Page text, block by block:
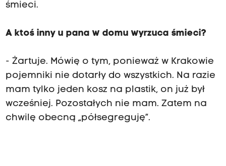
śmieci.
A ktoś inny u pana w domu wyrzuca śmieci?
- Żartuje. Mówię o tym, ponieważ w Krakowie
pojemniki nie dotarły do wszystkich. Na razie
mam tylko jeden kosz na plastik, on już był
wcześniej. Pozostałych nie mam. Zatem na
chwilę obecną „półsegreguję”.